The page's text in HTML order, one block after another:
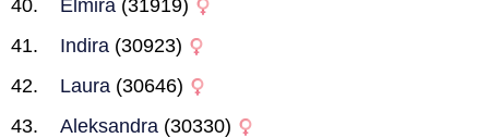
Elmira (31919)
Indira (30923)
Laura (30646)
Aleksandra (30330)